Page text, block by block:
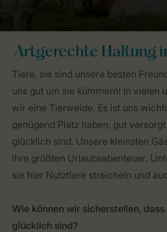
Artgerechte Haltung
Tiere, sie sind unsere besten
uns gut um sie kümmern! In vielen
wir eine Tierweide. Es ist uns
genügend Platz haben, gut
glücklich sind. Unsere kleinsten
ihre größten Urlaubsabenteuer.
sie hier Nutztiere streicheln und
Wie können wir sicherstellen,
glücklich sind?